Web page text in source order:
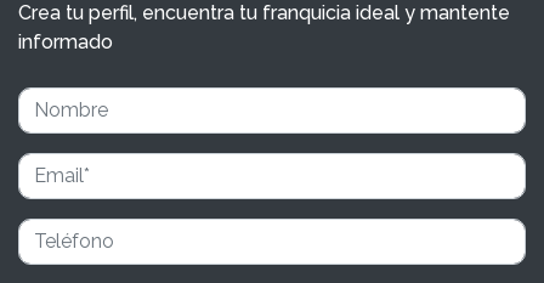
Crea tu perfil, encuentra tu franquicia ideal y mantente
informado